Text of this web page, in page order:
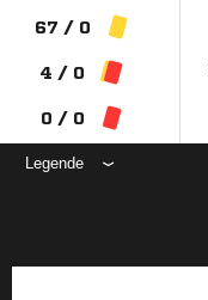
67 / 0
4 / 0
0 / 0
Legende